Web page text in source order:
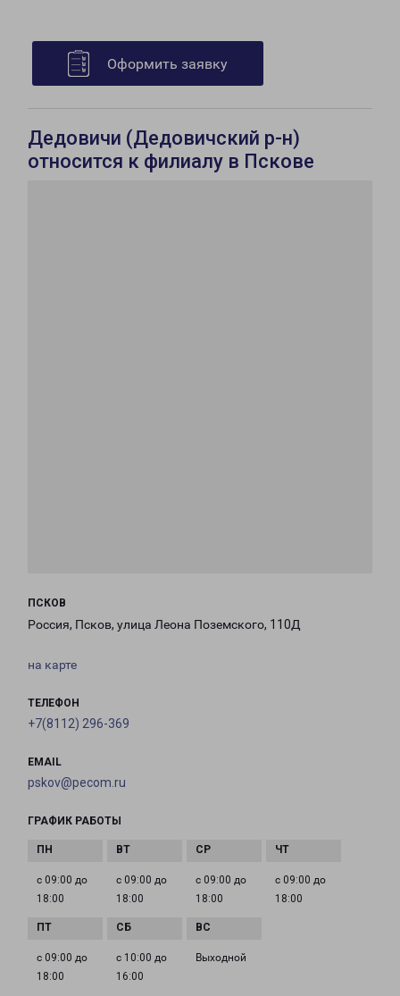
Оформить заявку
Дедовичи (Дедовичский р-н)
относится к филиалу в Пскове
ПСКОВ
Россия, Псков, улица Леона Поземского, 110Д
на карте
ТЕЛЕФОН
+7(8112) 296-369
EMAIL
pskov@pecom.ru
ГРАФИК РАБОТЫ
с 09:00 до
18:00
с 09:00 до
18:00
с 09:00 до
18:00
с 09:00 до
18:00
с 09:00 до
18:00
с 10:00 до
16:00
Выходной